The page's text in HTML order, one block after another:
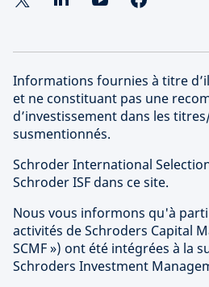
Informations fournies à titre
et ne constituant pas une
d’investissement dans les
susmentionnés.
Schroder International
Schroder ISF dans ce site.
Nous vous informons qu'à
activités de Schroders Capital
SCMF ») ont été intégrées à la
Schroders Investment